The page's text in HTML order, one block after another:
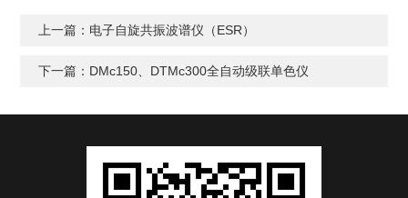
上一篇： 电子自旋共振波谱仪（ESR）
下一篇： DMc150、DTMc300全自动级联单色仪